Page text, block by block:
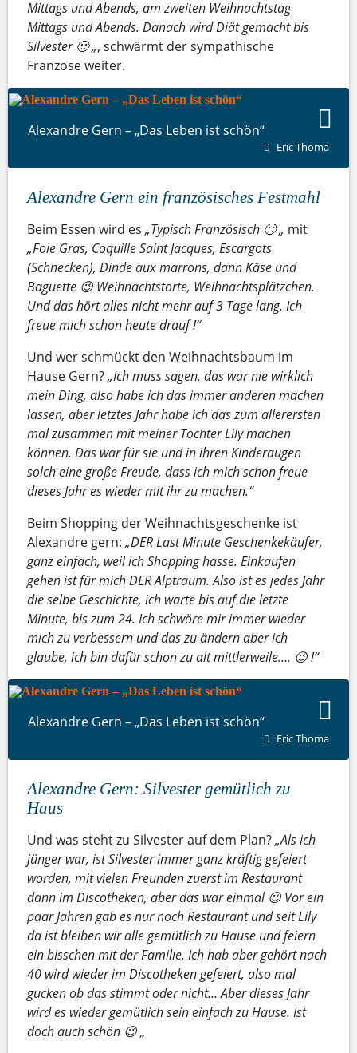
Mittags und Abends, am zweiten Weihnachtstag
Mittags und Abends. Danach wird Diät gemacht bis
Silvester 🙂 „, schwärmt der sympathische
Franzose weiter.
Alexandre Gern – „Das Leben ist schön“
Eric Thoma
Alexandre Gern ein französisches Festmahl
Beim Essen wird es „Typisch Französisch 🙂 „ mit
„Foie Gras, Coquille Saint Jacques, Escargots
(Schnecken), Dinde aux marrons, dann Käse und
Baguette 😉 Weihnachtstorte, Weihnachtsplätzchen.
Und das hört alles nicht mehr auf 3 Tage lang. Ich
freue mich schon heute drauf !“
Und wer schmückt den Weihnachtsbaum im
Hause Gern?„Ich muss sagen, das war nie wirklich
mein Ding, also habe ich das immer anderen machen
lassen, aber letztes Jahr habe ich das zum allerersten
mal zusammen mit meiner Tochter Lily machen
können. Das war für sie und in ihren Kinderaugen
solch eine große Freude, dass ich mich schon freue
dieses Jahr es wieder mit ihr zu machen.“
Beim Shopping der Weihnachtsgeschenke ist
Alexandre gern: „DER Last Minute Geschenkekäufer,
ganz einfach, weil ich Shopping hasse. Einkaufen
gehen ist für mich DER Alptraum. Also ist es jedes Jahr
die selbe Geschichte, ich warte bis auf die letzte
Minute, bis zum 24. Ich schwöre mir immer wieder
mich zu verbessern und das zu ändern aber ich
glaube, ich bin dafür schon zu alt mittlerweile…. 😉 !“
Alexandre Gern – „Das Leben ist schön“
Eric Thoma
Alexandre Gern: Silvester gemütlich zu
Haus
Und was steht zu Silvester auf dem Plan?„Als ich
jünger war, ist Silvester immer ganz kräftig gefeiert
worden, mit vielen Freunden zuerst im Restaurant
dann im Discotheken, aber das war einmal 😉 Vor ein
paar Jahren gab es nur noch Restaurant und seit Lily
da ist bleiben wir alle gemütlich zu Hause und feiern
ein bisschen mit der Familie. Ich hab aber gehört nach
40 wird wieder im Discotheken gefeiert, also mal
gucken ob das stimmt oder nicht… Aber dieses Jahr
wird es wieder gemütlich sein einfach zu Hause. Ist
doch auch schön 😉 „